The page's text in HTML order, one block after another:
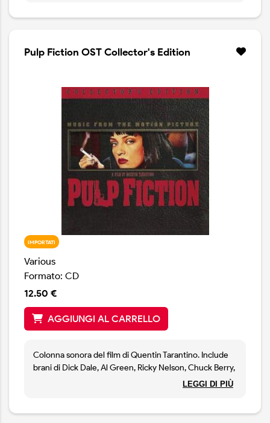
Flying Burrito brothers, Youngbloods, Thunderclap
Newman, The Band, ChAmbers Brothers, Steppenwolf,
Pulp Fiction OST Collector's Edition
IMPORTATI
Various
Formato: CD
12.50 €
AGGIUNGI AL CARRELLO
Colonna sonora del film di Quentin Tarantino. Include
brani di Dick Dale, Al Green, Ricky Nelson, Chuck Berry,
Urge Overkill, Link Wray ecc. Rimasterizzato.LEGGI DI PIÙ